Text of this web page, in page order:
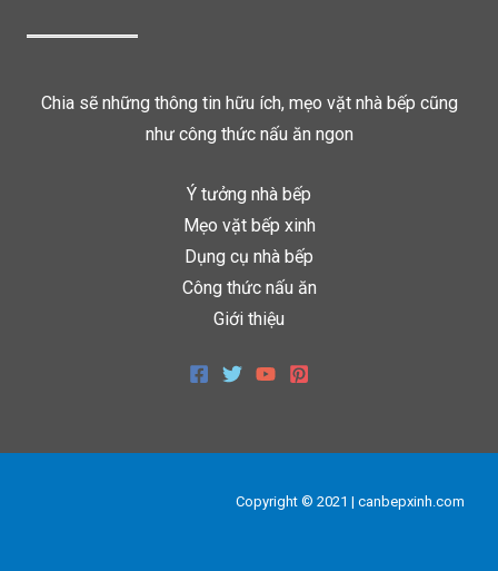
Chia sẽ những thông tin hữu ích, mẹo vặt nhà bếp cũng
như công thức nấu ăn ngon
Ý tưởng nhà bếp
Mẹo vặt bếp xinh
Dụng cụ nhà bếp
Công thức nấu ăn
Giới thiệu
Copyright © 2021 | canbepxinh.com